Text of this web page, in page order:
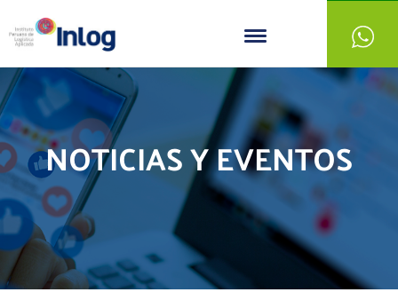
NOTICIAS Y EVENTOS